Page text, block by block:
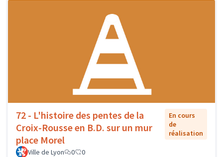
72 - L'histoire des pentes de la
Croix-Rousse en B.D. sur un mur
place Morel
En cours
de
réalisation
Ville de Lyon 0 0